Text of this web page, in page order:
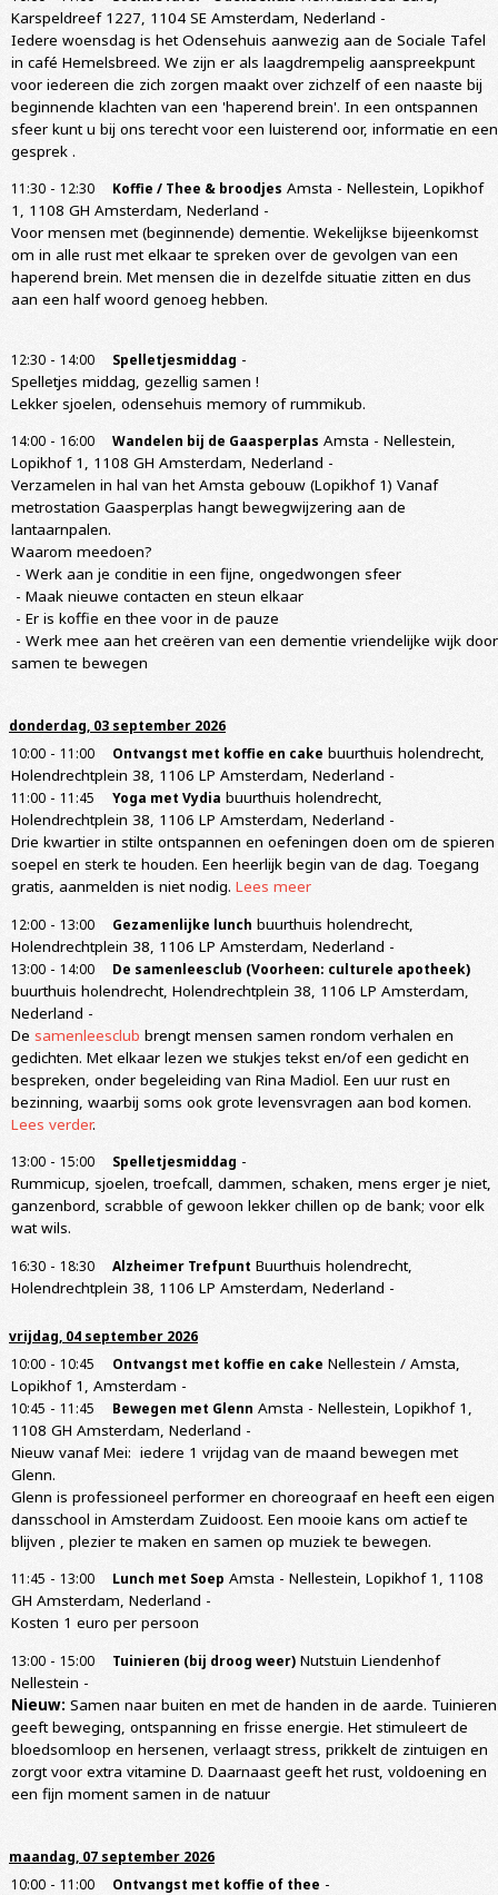
Karspeldreef 1227, 1104 SE Amsterdam, Nederland -
Iedere woensdag is het Odensehuis aanwezig aan de Sociale Tafel
in café Hemelsbreed. We zijn er als laagdrempelig aanspreekpunt
voor iedereen die zich zorgen maakt over zichzelf of een naaste bij
beginnende klachten van een 'haperend brein'. In een ontspannen
sfeer kunt u bij ons terecht voor een luisterend oor, informatie en een
gesprek .
11:30 - 12:30 Koffie / Thee & broodjes Amsta - Nellestein, Lopikhof
1, 1108 GH Amsterdam, Nederland -
Voor mensen met (beginnende) dementie. Wekelijkse bijeenkomst
om in alle rust met elkaar te spreken over de gevolgen van een
haperend brein. Met mensen die in dezelfde situatie zitten en dus
aan een half woord genoeg hebben.
12:30 - 14:00 Spelletjesmiddag -
Spelletjes middag, gezellig samen !
Lekker sjoelen, odensehuis memory of rummikub.
14:00 - 16:00 Wandelen bij de Gaasperplas Amsta - Nellestein,
Lopikhof 1, 1108 GH Amsterdam, Nederland -
Verzamelen in hal van het Amsta gebouw (Lopikhof 1) Vanaf
metrostation Gaasperplas hangt bewegwijzering aan de
lantaarnpalen.
Waarom meedoen?
- Werk aan je conditie in een fijne, ongedwongen sfeer
- Maak nieuwe contacten en steun elkaar
- Er is koffie en thee voor in de pauze
- Werk mee aan het creëren van een dementie vriendelijke wijk door
samen te bewegen
donderdag, 03 september 2026
10:00 - 11:00 Ontvangst met koffie en cake buurthuis holendrecht,
Holendrechtplein 38, 1106 LP Amsterdam, Nederland -
11:00 - 11:45 Yoga met Vydia buurthuis holendrecht,
Holendrechtplein 38, 1106 LP Amsterdam, Nederland -
Drie kwartier in stilte ontspannen en oefeningen doen om de spieren
soepel en sterk te houden. Een heerlijk begin van de dag. Toegang
gratis, aanmelden is niet nodig. Lees meer
12:00 - 13:00 Gezamenlijke lunch buurthuis holendrecht,
Holendrechtplein 38, 1106 LP Amsterdam, Nederland -
13:00 - 14:00 De samenleesclub (Voorheen: culturele apotheek)
buurthuis holendrecht, Holendrechtplein 38, 1106 LP Amsterdam,
Nederland -
De samenleesclub brengt mensen samen rondom verhalen en
gedichten. Met elkaar lezen we stukjes tekst en/of een gedicht en
bespreken, onder begeleiding van Rina Madiol. Een uur rust en
bezinning, waarbij soms ook grote levensvragen aan bod komen.
Lees verder.
13:00 - 15:00 Spelletjesmiddag -
Rummicup, sjoelen, troefcall, dammen, schaken, mens erger je niet,
ganzenbord, scrabble of gewoon lekker chillen op de bank; voor elk
wat wils.
16:30 - 18:30 Alzheimer Trefpunt Buurthuis holendrecht,
Holendrechtplein 38, 1106 LP Amsterdam, Nederland -
vrijdag, 04 september 2026
10:00 - 10:45 Ontvangst met koffie en cake Nellestein / Amsta,
Lopikhof 1, Amsterdam -
10:45 - 11:45 Bewegen met Glenn Amsta - Nellestein, Lopikhof 1,
1108 GH Amsterdam, Nederland -
Nieuw vanaf Mei: iedere 1 vrijdag van de maand bewegen met
Glenn.
Glenn is professioneel performer en choreograaf en heeft een eigen
dansschool in Amsterdam Zuidoost. Een mooie kans om actief te
blijven , plezier te maken en samen op muziek te bewegen.
11:45 - 13:00 Lunch met Soep Amsta - Nellestein, Lopikhof 1, 1108
GH Amsterdam, Nederland -
Kosten 1 euro per persoon
13:00 - 15:00 Tuinieren (bij droog weer) Nutstuin Liendenhof
Nellestein -
Nieuw: Samen naar buiten en met de handen in de aarde. Tuinieren
geeft beweging, ontspanning en frisse energie. Het stimuleert de
bloedsomloop en hersenen, verlaagt stress, prikkelt de zintuigen en
zorgt voor extra vitamine D. Daarnaast geeft het rust, voldoening en
een fijn moment samen in de natuur
maandag, 07 september 2026
10:00 - 11:00 Ontvangst met koffie of thee -